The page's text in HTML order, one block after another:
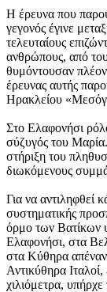
Η έρευνα που
γεγονός έγινε
τελευταίους
ανθρώπους, από
θυμόντουσαν
έρευνας αυτής
Ηρακλείου
Στο Ελαφονήσι
σύζυγός του
στήριξη του
διωκόμενους
Για να αντιληφθεί
συστηματικής
όρμο των Βατίκων
Ελαφονήσι, στα
στα Κύθηρα
Αντικύθηρα
χιλιόμετρα,